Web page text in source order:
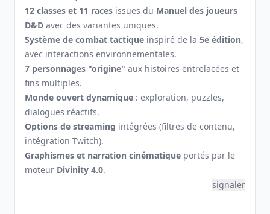
12 classes et 11 races issues du Manuel des joueurs
D&D avec des variantes uniques.
Système de combat tactique inspiré de la 5e édition,
avec interactions environnementales.
7 personnages "origine" aux histoires entrelacées et
fins multiples.
Monde ouvert dynamique : exploration, puzzles,
dialogues réactifs.
Options de streaming intégrées (filtres de contenu,
intégration Twitch).
Graphismes et narration cinématique portés par le
moteur Divinity 4.0.
signaler